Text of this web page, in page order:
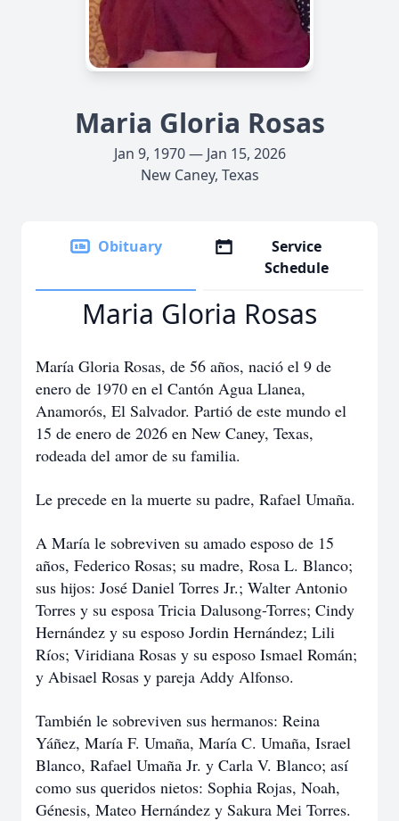
Maria Gloria Rosas
Jan 9, 1970 — Jan 15, 2026
New Caney, Texas
Obituary
Service
Schedule
Maria Gloria Rosas
María Gloria Rosas, de 56 años, nació el 9 de
enero de 1970 en el Cantón Agua Llanea,
Anamorós, El Salvador. Partió de este mundo el
15 de enero de 2026 en New Caney, Texas,
rodeada del amor de su familia.
Le precede en la muerte su padre, Rafael Umaña.
A María le sobreviven su amado esposo de 15
años, Federico Rosas; su madre, Rosa L. Blanco;
sus hijos: José Daniel Torres Jr.; Walter Antonio
Torres y su esposa Tricia Dalusong-Torres; Cindy
Hernández y su esposo Jordin Hernández; Lili
Ríos; Viridiana Rosas y su esposo Ismael Román;
y Abisael Rosas y pareja Addy Alfonso.
También le sobreviven sus hermanos: Reina
Yáñez, María F. Umaña, María C. Umaña, Israel
Blanco, Rafael Umaña Jr. y Carla V. Blanco; así
como sus queridos nietos: Sophia Rojas, Noah,
Génesis, Mateo Hernández y Sakura Mei Torres.